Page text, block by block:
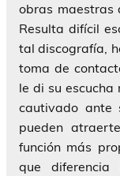
obras maestras
Resulta difícil
tal discografía,
toma de
le di su escucha
cautivado ante
pueden
función más
que